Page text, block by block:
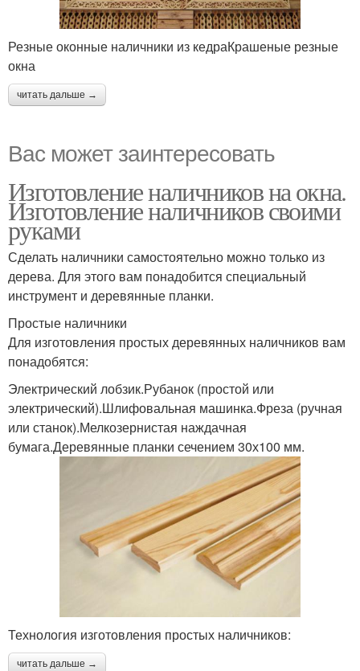
Резные оконные наличники из кедраКрашеные резные
окна
читать дальше →
Вас может заинтересовать
Изготовление наличников на окна.
Изготовление наличников своими
руками
Сделать наличники самостоятельно можно только из
дерева. Для этого вам понадобится специальный
инструмент и деревянные планки.
Простые наличники
Для изготовления простых деревянных наличников вам
понадобятся:
Электрический лобзик.Рубанок (простой или
электрический).Шлифовальная машинка.Фреза (ручная
или станок).Мелкозернистая наждачная
бумага.Деревянные планки сечением 30х100 мм.
Технология изготовления простых наличников:
читать дальше →